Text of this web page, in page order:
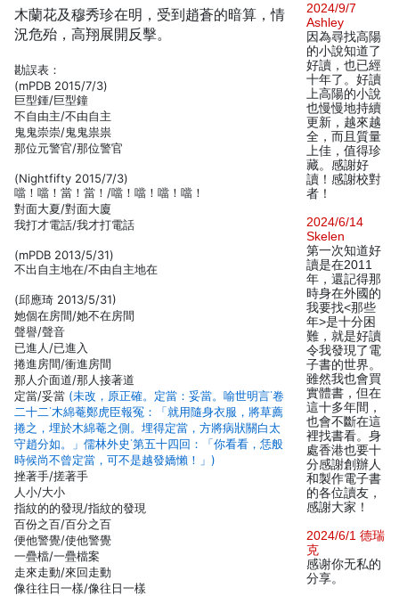
木蘭花及穆秀珍在明，受到趙蒼的暗算，情
況危殆，高翔展開反擊。
勘誤表：
(mPDB 2015/7/3)
巨型鍾/巨型鐘
不自由主/不由自主
鬼鬼崇崇/鬼鬼祟祟
那位元警官/那位警官
(Nightfifty 2015/7/3)
噹！噹！當！當！/噹！噹！噹！噹！
對面大夏/對面大廈
我打才電話/我才打電話
(mPDB 2013/5/31)
不出自主地在/不由自主地在
(邱應琦 2013/5/31)
她個在房間/她不在房間
聲譽/聲音
已進人/已進入
捲進房間/衝進房間
那人介面道/那人接著道
定當/妥當 (未改，原正確。定當：妥當。喻世明言˙卷
二十二˙木綿菴鄭虎臣報冤：「就用隨身衣服，將草薦
捲之，埋於木綿菴之側。埋得定當，方將病狀關白太
守趙分如。」儒林外史˙第五十四回：「你看看，恁般
時候尚不曾定當，可不是越發嬌懶！」)
挫著手/搓著手
人小/大小
指紋的的發現/指紋的發現
百份之百/百分之百
便他警覺/使他警覺
一疊檔/一疊檔案
走來走動/來回走動
像往往日一樣/像往日一樣
2024/9/7
Ashley
因為尋找高陽
的小說知道了
好讀，也已經
十年了。好讀
上高陽的小說
也慢慢地持續
更新，越來越
全，而且質量
上佳，值得珍
藏。感謝好
讀！感謝校對
者！
2024/6/14
Skelen
第一次知道好
讀是在2011
年，還記得那
時身在外國的
我要找<那些
年>是十分困
難，就是好讀
令我發現了電
子書的世界。
雖然我也會買
實體書，但在
這十多年間，
也會不斷在這
裡找書看。身
處香港也要十
分感謝創辦人
和製作電子書
的各位讀友，
感謝大家！
2024/6/1 德瑞
克
感谢你无私的
分享。